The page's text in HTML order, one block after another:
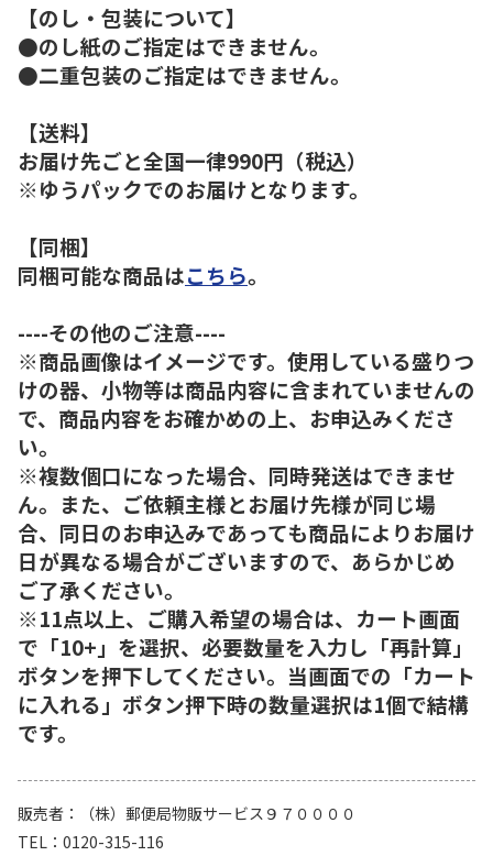
【のし・包装について】
●のし紙のご指定はできません。
●二重包装のご指定はできません。
【送料】
お届け先ごと全国一律990円（税込）
※ゆうパックでのお届けとなります。
【同梱】
同梱可能な商品はこちら。
----その他のご注意----
※商品画像はイメージです。使用している盛りつ
けの器、小物等は商品内容に含まれていませんの
で、商品内容をお確かめの上、お申込みくださ
い。
※複数個口になった場合、同時発送はできませ
ん。また、ご依頼主様とお届け先様が同じ場
合、同日のお申込みであっても商品によりお届け
日が異なる場合がございますので、あらかじめ
ご了承ください。
※11点以上、ご購入希望の場合は、カート画面
で「10+」を選択、必要数量を入力し「再計算」
ボタンを押下してください。当画面での「カート
に入れる」ボタン押下時の数量選択は1個で結構
です。
販売者
（株）郵便局物販サービス９７００００
TEL
0120-315-116